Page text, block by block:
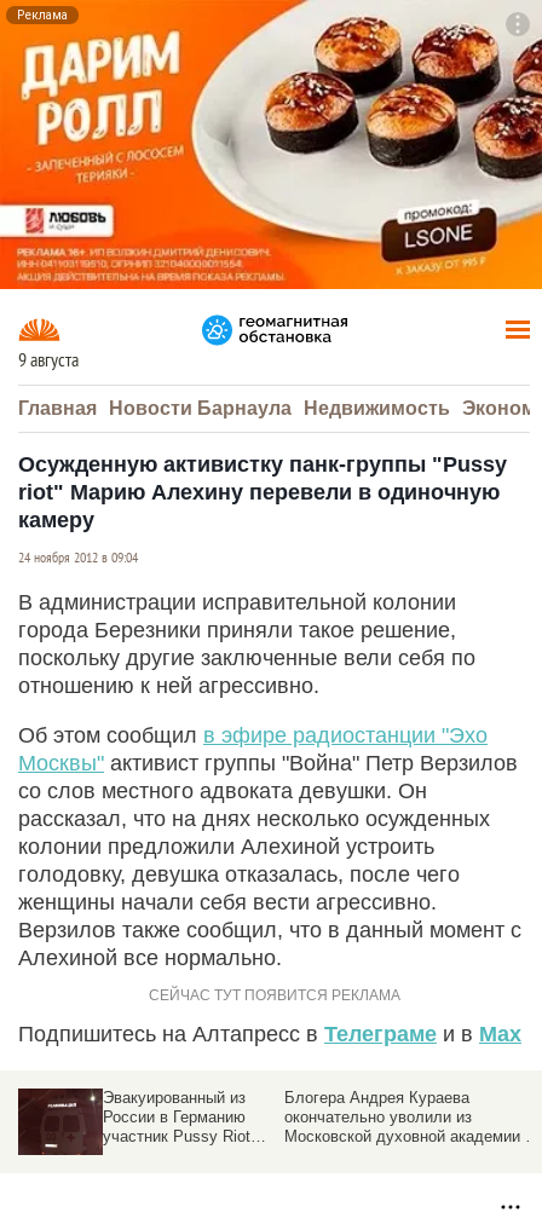
Реклама
9 августа
Главная Новости Барнаула Недвижимость
Осужденную активистку панк-группы "Pussy
riot" Марию Алехину перевели в одиночную
камеру
24 ноября 2012 в 09:04
В администрации исправительной колонии
города Березники приняли такое решение,
поскольку другие заключенные вели себя по
отношению к ней агрессивно.
Об этом сообщил в эфире радиостанции "Эхо
Москвы" активист группы "Война" Петр Верзилов
со слов местного адвоката девушки. Он
рассказал, что на днях несколько осужденных
колонии предложили Алехиной устроить
голодовку, девушка отказалась, после чего
женщины начали себя вести агрессивно.
Верзилов также сообщил, что в данный момент с
Алехиной все нормально.
Подпишитесь на Алтапресс в Телеграме и в Max
Эвакуированный из
России в Германию
участник Pussy Riot
Блогера Андрея Кураева
окончательно уволили из
Московской духовной академии и